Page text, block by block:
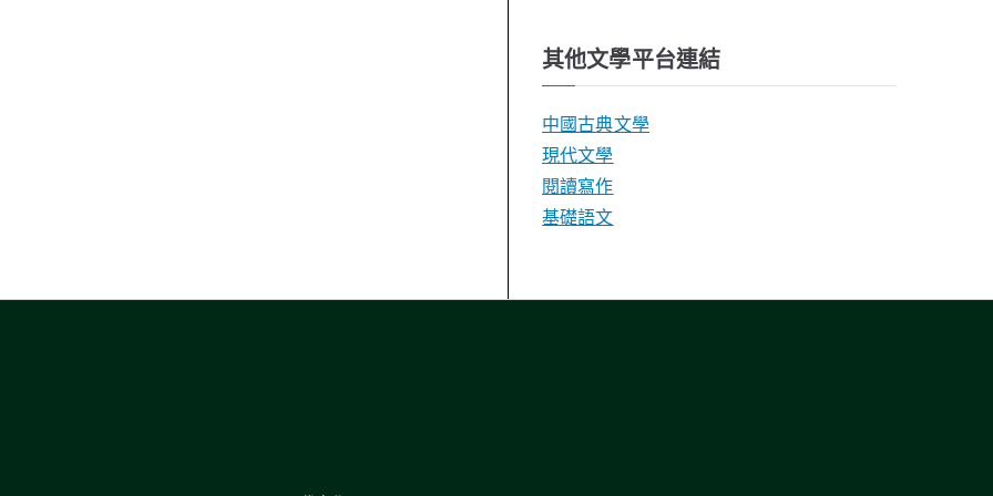
其他文學平台連結
中國古典文學
現代文學
閱讀寫作
基礎語文